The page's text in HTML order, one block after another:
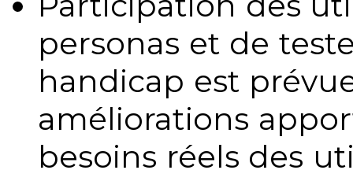
personas et de
handicap est
améliorations
besoins réels des